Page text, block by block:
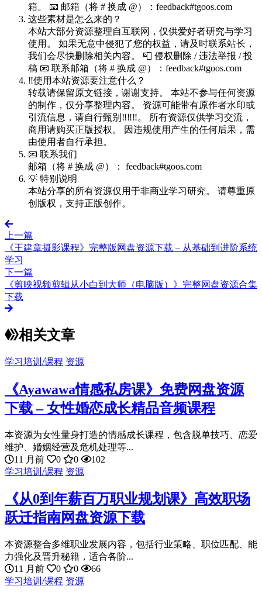
箱。 📧 邮箱（将 # 换成 @）：feedback#tgoos.com
这些素材是怎么来的？
本站大部分资源整理自互联网，仅供爱好者研究与学习
使用。 如果无意中侵犯了您的权益，请及时联系站长，
我们会尽快删除相关内容。 📮 侵权删除 / 违法举报 / 投
稿 📧 联系邮箱（将 # 换成 @）：feedback#tgoos.com
‼️使用本站资源要注意什么？
转载请保留原文链接，谢谢支持。 本站不参与任何资源
的制作，仅分享整理内容。 资源可能带有原作者水印或
引流信息，请自行甄别‼️‼️‼️。 所有资源仅供学习交流，
商用请购买正版授权。 因违规使用产生的任何后果，需
由使用者自行承担。
📧 联系我们
邮箱（将 # 换成 @）： feedback#tgoos.com
💡 特别说明
本站分享的所有资源仅用于非商业学习研究。 请尊重原
创版权，支持正版创作。
上一篇
《王建章摄影课程》完整版网盘资源下载 – 从基础到进阶系统
学习
下一篇
《剪映视频剪辑从小白到大师（电脑版）》完整网盘资源合集
下载
相关文章
学习培训/课程 资源
《Ayawawa情感私房课》免费网盘资源
下载 – 女性婚恋成长精品音频课程
本资源为女性量身打造的情感成长课程，包含脱单技巧、恋爱
维护、婚姻经营及危机处理等...
11 月前
0 0
102
学习培训/课程 资源
《从0到年薪百万职业规划课》高效职场
跃迁指南网盘资源下载
本资源整合多维职业发展内容，包括行业策略、职位匹配、能
力强化及晋升秘籍，适合各阶...
11 月前
0 0
66
学习培训/课程 资源